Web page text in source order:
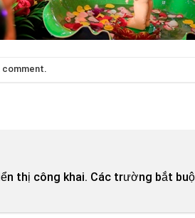
comment.
thị công khai. Các trường bắt